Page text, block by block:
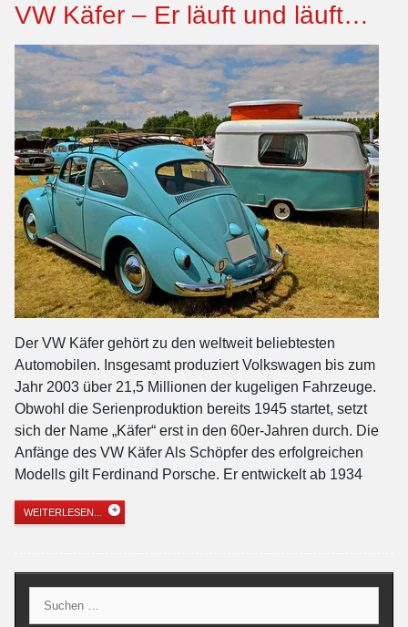
VW Käfer – Er läuft und läuft…
Der VW Käfer gehört zu den weltweit beliebtesten
Automobilen. Insgesamt produziert Volkswagen bis zum
Jahr 2003 über 21,5 Millionen der kugeligen Fahrzeuge.
Obwohl die Serienproduktion bereits 1945 startet, setzt
sich der Name „Käfer“ erst in den 60er-Jahren durch. Die
Anfänge des VW Käfer Als Schöpfer des erfolgreichen
Modells gilt Ferdinand Porsche. Er entwickelt ab 1934
WEITERLESEN...
nach: